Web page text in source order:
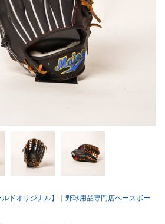
ドオリジナル】｜野球用品専門店ベースボー